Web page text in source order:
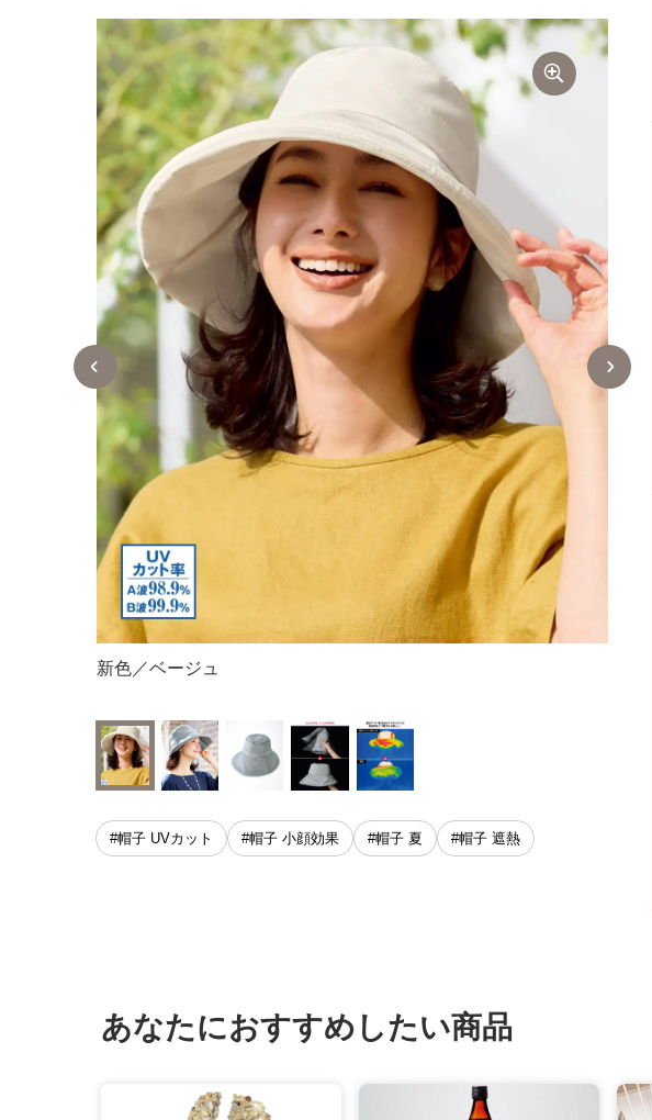
新色／ベージュ
#帽子 UVカット #帽子 小顔効果 #帽子 夏 #帽子 遮熱
あなたにおすすめしたい商品